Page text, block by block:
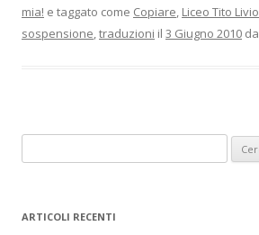
mia! e taggato come Copiare, Liceo Tito Livio
sospensione,traduzioni il 3 Giugno 2010 da
per:
ARTICOLI RECENTI